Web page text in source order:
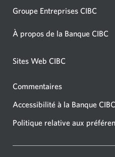
Groupe Entreprises CIBC
À propos de la Banque CIBC
Sites Web CIBC
Commentaires
Accessibilité à la Banque CIBC
Politique relative aux